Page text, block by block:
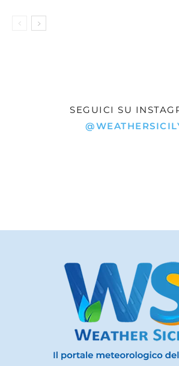
SEGUICI SU